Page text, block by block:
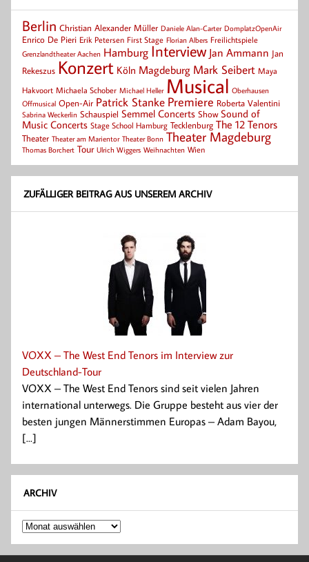
Berlin Christian Alexander Müller Daniele Alan-Carter DomplatzOpenAir
Enrico De Pieri Erik Petersen First Stage Florian Albers Freilichtspiele
Grenzlandtheater Aachen Hamburg Interview Jan Ammann Jan
Rekeszus Konzert Köln Magdeburg Mark Seibert Maya
Hakvoort Michaela Schober Michael Heller Musical Oberhausen
Offmusical Open-Air Patrick Stanke Premiere Roberta Valentini
Sabrina Weckerlin Schauspiel Semmel Concerts Show Sound of
Music Concerts Stage School Hamburg Tecklenburg The 12 Tenors
Theater Theater am Marientor Theater Bonn Theater Magdeburg
Thomas Borchert Tour Ulrich Wiggers Weihnachten Wien
ZUFÄLLIGER BEITRAG AUS UNSEREM ARCHIV
VOXX – The West End Tenors im Interview zur
Deutschland-Tour
VOXX – The West End Tenors sind seit vielen Jahren
international unterwegs. Die Gruppe besteht aus vier der
besten jungen Männerstimmen Europas – Adam Bayou,
[...]
ARCHIV
Archiv